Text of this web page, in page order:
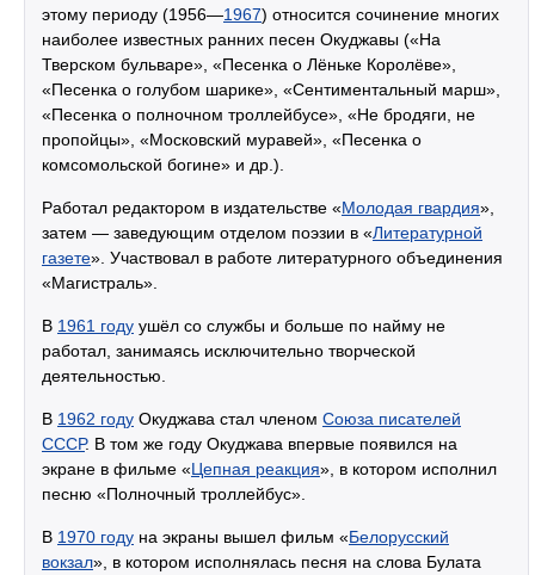
этому периоду (1956—1967) относится сочинение многих
наиболее известных ранних песен Окуджавы («На
Тверском бульваре», «Песенка о Лёньке Королёве»,
«Песенка о голубом шарике», «Сентиментальный марш»,
«Песенка о полночном троллейбусе», «Не бродяги, не
пропойцы», «Московский муравей», «Песенка о
комсомольской богине» и др.).
Работал редактором в издательстве «Молодая гвардия»,
затем — заведующим отделом поэзии в «Литературной
газете». Участвовал в работе литературного объединения
«Магистраль».
В 1961 году ушёл со службы и больше по найму не
работал, занимаясь исключительно творческой
деятельностью.
В 1962 году Окуджава стал членом Союза писателей
СССР. В том же году Окуджава впервые появился на
экране в фильме «Цепная реакция», в котором исполнил
песню «Полночный троллейбус».
В 1970 году на экраны вышел фильм «Белорусский
вокзал», в котором исполнялась песня на слова Булата